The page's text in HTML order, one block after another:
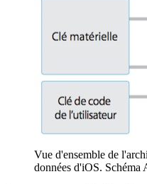
Vue d'ensemble de
données d'iOS. Schéma